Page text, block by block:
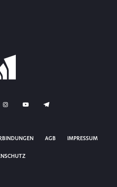
AGB IMPRESSUM